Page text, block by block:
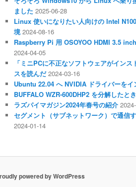
ました 2025-06-28
Linux 使いになりたい人向けの Intel
境 2024-08-16
Raspberry Pi 用 OSOYOO HDMI 3.5
2024-04-05
「ミニPCに不正なソフトウェアがイン
スを読んだ 2024-03-16
Ubuntu 22.04 へ NVIDIA ドライバーをイ
BUFFALO WZR-600DHP2 を分解したと
ラズパイマガジン2024年春号の紹介
セグメント（サブネットワーク）で通信
2024-01-14
powered by WordPress